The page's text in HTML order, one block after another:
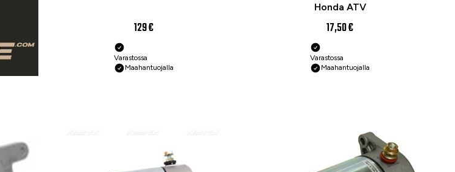
129 €
Varastossa
Maahantuojalla
Honda ATV
17,50 €
Varastossa
Maahantuojalla